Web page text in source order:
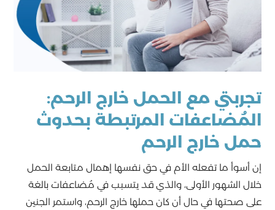
تجربتي مع الحمل خارج الرحم:
المُضاعفات المرتبطة بحدوث
حمل خارج الرحم
إن أسوأ ما تفعله الأم في حق نفسها إهمال متابعة الحمل
خلال الشهور الأولى، والذي قد يتسبب في مُضاعفات بالغة
على صحتها في حال أن كان حملها خارج الرحم، واستمر الجنين